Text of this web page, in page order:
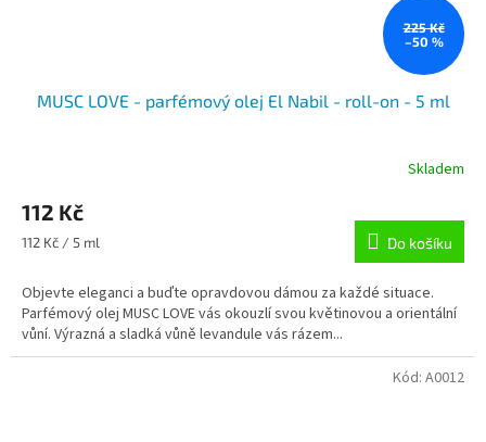
225 Kč
–50 %
MUSC LOVE - parfémový olej El Nabil - roll-on - 5 ml
Skladem
112 Kč
Měrná
112 Kč / 5 ml Do košíku
Objevte eleganci a buďte opravdovou dámou za každé situace.
Parfémový olej MUSC LOVE vás okouzlí svou květinovou a orientální
vůní. Výrazná a sladká vůně levandule vás rázem...
Kód: A0012